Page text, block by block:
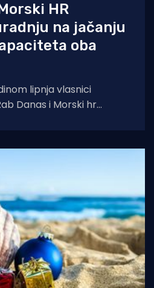
HR
na jačanju
oba
lipnja vlasnici
Danas i Morski hr